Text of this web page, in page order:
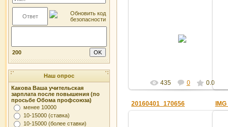
200
Наш опрос
Какова Ваша учительская
зарплата после повышения (по
просьбе Обома профсоюза)
менее 10000
10-15000 (ставка)
10-15000 (более ставки)
435 0 0.0
20160401_170656